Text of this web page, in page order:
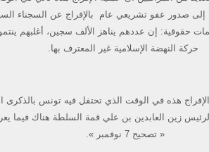
عفو تشريعي عام بالإفراج عن السجناء السياسيين
إن عددهم يناهز الألف سجين، أغلبهم ينتمون إلى
الإسلامية غير المعترف بها.
في الوقت الذي تحتفل فيه تونس بالذكرى الخامسة
العابدين بن علي قمة السلطة هناك فيما يعرف بـ